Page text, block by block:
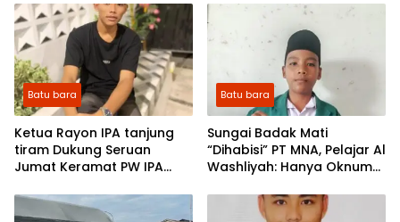
Tindak! Jangan Sebar
Batu bara
Ketua Rayon IPA tanjung
tiram Dukung Seruan
Jumat Keramat PW IPA
Al Washliyah Siap “Kepung”
Penimbun Sungai Badak
Batu bara
Sungai Badak Mati
“Dihabisi” PT MNA, Pelajar Al
Washliyah: Hanya Oknum
Membiarkan Ini!